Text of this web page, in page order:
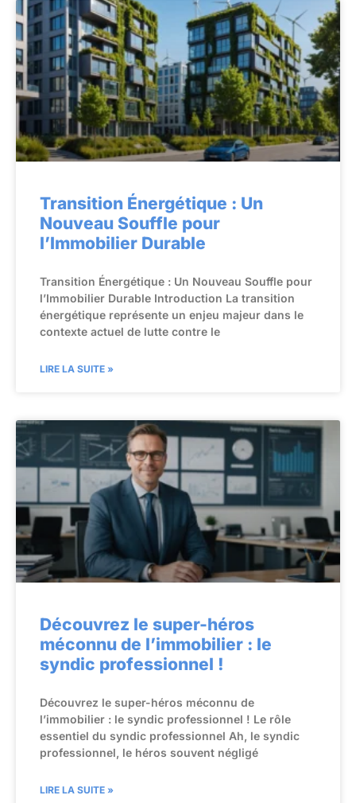
Transition Énergétique : Un
Nouveau Souffle pour
l’Immobilier Durable
Transition Énergétique : Un Nouveau Souffle pour
l’Immobilier Durable Introduction La transition
énergétique représente un enjeu majeur dans le
contexte actuel de lutte contre le
LIRE LA SUITE »
Découvrez le super-héros
méconnu de l’immobilier : le
syndic professionnel !
Découvrez le super-héros méconnu de
l’immobilier : le syndic professionnel ! Le rôle
essentiel du syndic professionnel Ah, le syndic
professionnel, le héros souvent négligé
LIRE LA SUITE »